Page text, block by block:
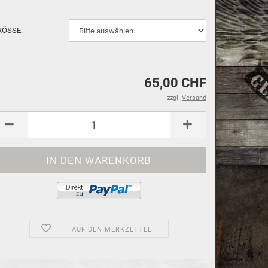
65,00 CHF
zzgl. Versand
AUF DEN MERKZETTEL